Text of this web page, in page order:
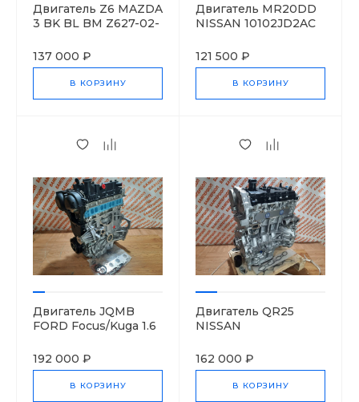
Двигатель Z6 MAZDA
3 BK BL BM Z627-02-
137 000 ₽
В КОРЗИНУ
Двигатель MR20DD
NISSAN 10102JD2AC
121 500 ₽
В КОРЗИНУ
Двигатель JQMB
FORD Focus/Kuga 1.6
CJ5G6006DA
192 000 ₽
В КОРЗИНУ
Двигатель QR25
NISSAN
162 000 ₽
В КОРЗИНУ